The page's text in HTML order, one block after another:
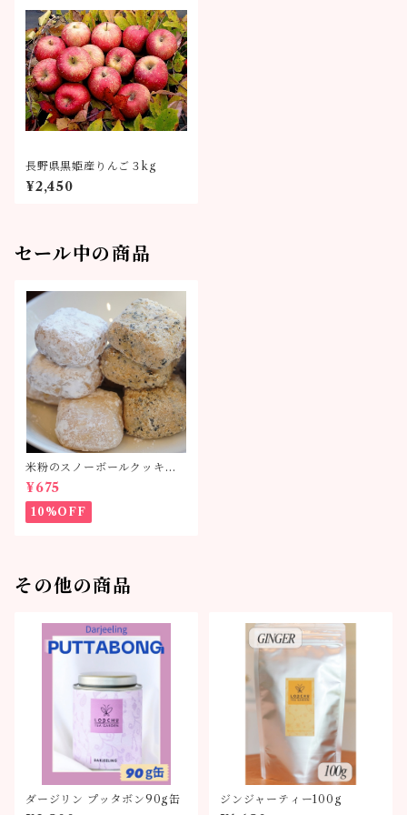
長野県黒姫産りんご３kg
¥2,450
セール中の商品
米粉のスノーボールクッキー
単品
¥675
10%OFF
その他の商品
ダージリン プッタボン90g缶 ジンジャーティー100g